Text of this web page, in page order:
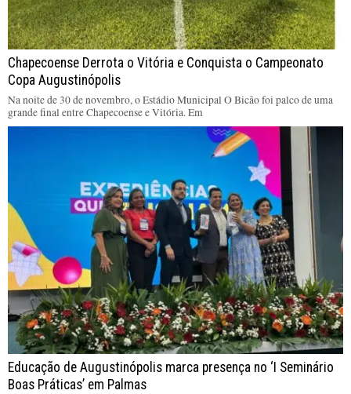
Chapecoense Derrota o Vitória e Conquista o Campeonato
Copa Augustinópolis
Na noite de 30 de novembro, o Estádio Municipal O Bicão foi palco de uma
grande final entre Chapecoense e Vitória. Em
Educação de Augustinópolis marca presença no ‘I Seminário
Boas Práticas’ em Palmas